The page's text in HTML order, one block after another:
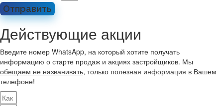
Отправить
Действующие акции
Введите номер WhatsApp, на который хотите получать
информацию о старте продаж и акциях застройщиков. Мы
обещаем не названивать, только полезная информация в Вашем
телефоне!